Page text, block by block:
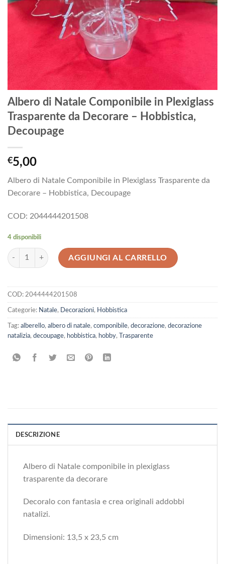
Albero di Natale Componibile in Plexiglass
Trasparente da Decorare – Hobbistica,
Decoupage
€5,00
Albero di Natale Componibile in Plexiglass Trasparente da
Decorare – Hobbistica, Decoupage
COD: 2044444201508
4 disponibili
Albero di Natale Componibile in Plexiglass Trasparente da Decorare -
AGGIUNGI AL CARRELLO
COD: 2044444201508
Categorie: Natale, Decorazioni, Hobbistica
Tag: alberello, albero di natale, componibile, decorazione, decorazione
natalizia, decoupage, hobbistica, hobby, Trasparente
DESCRIZIONE
Albero di Natale componibile in plexiglass
trasparente da decorare
Decoralo con fantasia e crea originali addobbi
natalizi.
Dimensioni: 13,5 x 23,5 cm